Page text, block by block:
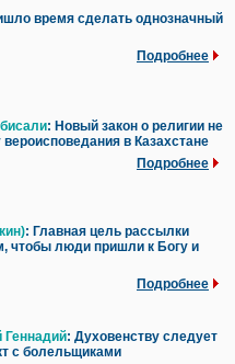
время сделать однозначный
Подробнее
: Новый закон о религии не
в Казахстане
Подробнее
: Главная цель рассылки
чтобы люди пришли к Богу и
Подробнее
Геннадий: Духовенству следует
с болельщиками